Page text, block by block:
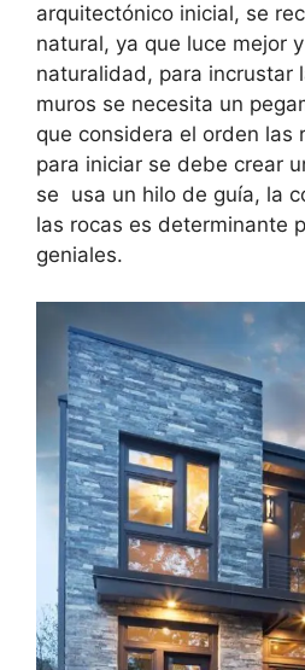
arquitectónico inicial, se
natural, ya que luce mejor
naturalidad, para incrustar
muros se necesita un
que considera el orden las
para iniciar se debe crear
se usa un hilo de guía, la
las rocas es determinante
geniales.